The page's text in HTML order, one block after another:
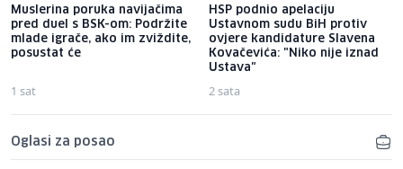
Muslerina poruka navijačima
pred duel s BSK-om: Podržite
mlade igrače, ako im zviždite,
posustat će
1 sat
HSP podnio apelaciju
Ustavnom sudu BiH protiv
ovjere kandidature Slavena
Kovačevića: "Niko nije iznad
Ustava"
2 sata
Oglasi za posao